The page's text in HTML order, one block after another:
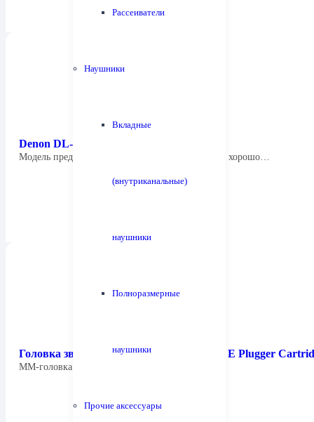
Рассеиватели
Наушники
Вкладные
(внутриканальные)
наушники
Полноразмерные
наушники
Прочие аксессуары
Denon DL-103R
Модель представляет собой улучшенную версию хорошо…
Головка звукоснимателя Tonar 9540 T4P E Plugger
ММ-головка Tonar 9540 E-plugger с иглой…